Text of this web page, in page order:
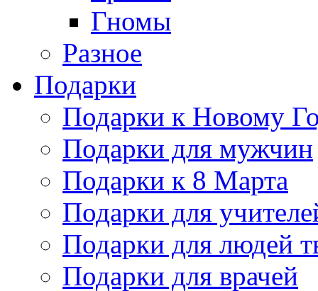
Гномы
Разное
Подарки
Подарки к Новому
Подарки для мужчин
Подарки к 8 Марта
Подарки для
Подарки для людей
Подарки для врачей